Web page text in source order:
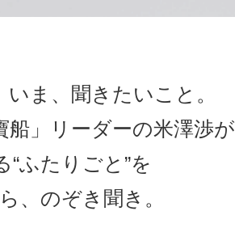
ま、聞きたいこと。
船」リーダーの米澤渉が
“ふたりごと”を
、のぞき聞き。